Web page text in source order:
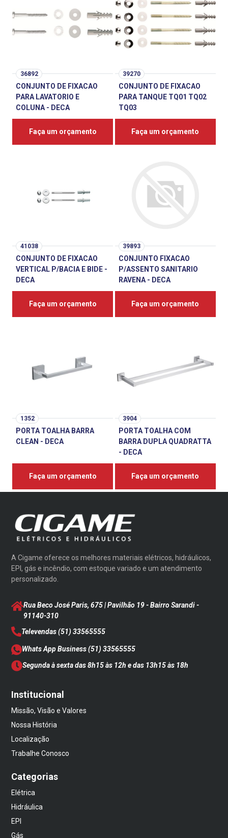
36892
CONJUNTO DE FIXACAO
PARA LAVATORIO E
COLUNA - DECA
Faça um orçamento
39270
CONJUNTO DE FIXACAO
PARA TANQUE TQ01 TQ02
TQ03
Faça um orçamento
41038
CONJUNTO DE FIXACAO
VERTICAL P/BACIA E BIDE -
DECA
Faça um orçamento
39893
CONJUNTO FIXACAO
P/ASSENTO SANITARIO
RAVENA - DECA
Faça um orçamento
1352
PORTA TOALHA BARRA
CLEAN - DECA
Faça um orçamento
3904
PORTA TOALHA COM
BARRA DUPLA QUADRATTA
- DECA
Faça um orçamento
A Cigame oferece os melhores materiais elétricos, hidráulicos,
EPI, gás e incêndio, com estoque variado e um atendimento
personalizado.
Rua Beco José Paris, 675 | Pavilhão 19 - Bairro Sarandi-
91140-310
Televendas(51) 33565555
Whats App Business(51) 33565555
Segunda à sexta das 8h15 às 12h e das 13h15 às 18h
Institucional
Missão, Visão e Valores
Nossa História
Localização
Trabalhe Conosco
Categorias
Elétrica
Hidráulica
EPI
Gás